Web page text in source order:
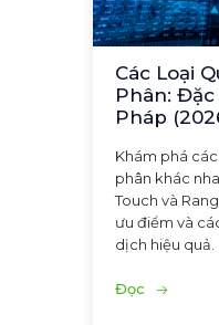
Các Loại
Phân:
Pháp
Khám phá
phân khác
Touch và
ưu điểm và
dịch hiệu quả.
Đọc